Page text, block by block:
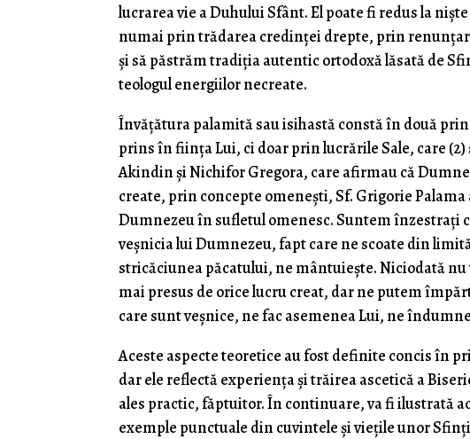
lucrarea vie a Duhului Sfânt. El poate fi redus la
numai prin trădarea credinței drepte, prin
și să păstrăm tradiția autentic ortodoxă lăsată de
teologul energiilor necreate.
Învățătura palamită sau isihastă constă în două
prins în ființa Lui, ci doar prin lucrările Sale, care
Akindin și Nichifor Gregora, care afirmau că
create, prin concepte omenești, Sf. Grigorie
Dumnezeu în sufletul omenesc. Suntem înzestrați
veșnicia lui Dumnezeu, fapt care ne scoate din
stricăciunea păcatului, ne mântuiește. Niciodată
mai presus de orice lucru creat, dar ne putem
care sunt veșnice, ne fac asemenea Lui, ne
Aceste aspecte teoretice au fost definite concis în
dar ele reflectă experiența și trăirea ascetică a
ales practic, făptuitor. În continuare, va fi ilustrată
exemple punctuale din cuvintele și viețile unor